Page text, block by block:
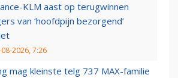
KLM aast op terugwinnen
van ‘hoofdpijn bezorgend’
2026, 7:26
mag kleinste telg 737 MAX-familie